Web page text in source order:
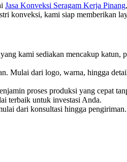
Jasa Konveksi Seragam Kerja Pinang
konveksi, kami siap memberikan
kami sediakan mencakup katun,
Mulai dari logo, warna, hingga
proses produksi yang cepat
terbaik untuk investasi Anda.
dari konsultasi hingga pengiriman.